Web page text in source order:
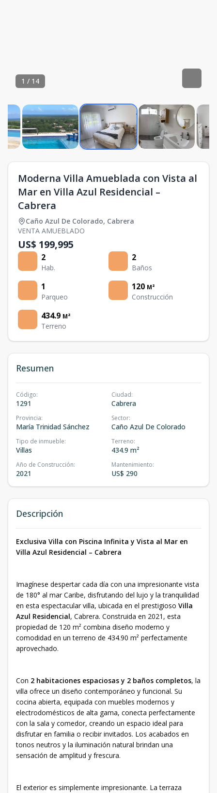
1 / 14
Moderna Villa Amueblada con Vista al
Mar en Villa Azul Residencial –
Cabrera
Caño Azul De Colorado, Cabrera
VENTA AMUEBLADO
US$ 199,995
2
Hab.
2
Baños
1
Parqueo
120 M²
Construcción
434.9 M²
Terreno
Resumen
Código:
1291
Ciudad:
Cabrera
Provincia:
María Trinidad Sánchez
Sector:
Caño Azul De Colorado
Tipo de inmueble:
Villas
Terreno:
434.9 m²
Año de Construcción:
2021
Mantenimiento:
US$ 290
Descripción
Exclusiva Villa con Piscina Infinita y Vista al Mar en
Villa Azul Residencial – Cabrera
Imagínese despertar cada día con una impresionante vista
de 180° al mar Caribe, disfrutando del lujo y la tranquilidad
en esta espectacular villa, ubicada en el prestigioso Villa
Azul Residencial, Cabrera. Construida en 2021, esta
propiedad de 120 m² combina diseño moderno y
comodidad en un terreno de 434.90 m² perfectamente
aprovechado.
Con 2 habitaciones espaciosas y 2 baños completos, la
villa ofrece un diseño contemporáneo y funcional. Su
cocina abierta, equipada con muebles modernos y
electrodomésticos de alta gama, conecta perfectamente
con la sala y comedor, creando un espacio ideal para
disfrutar en familia o recibir invitados. Los acabados en
tonos neutros y la iluminación natural brindan una
sensación de amplitud y frescura.
El exterior es simplemente impresionante. La terraza